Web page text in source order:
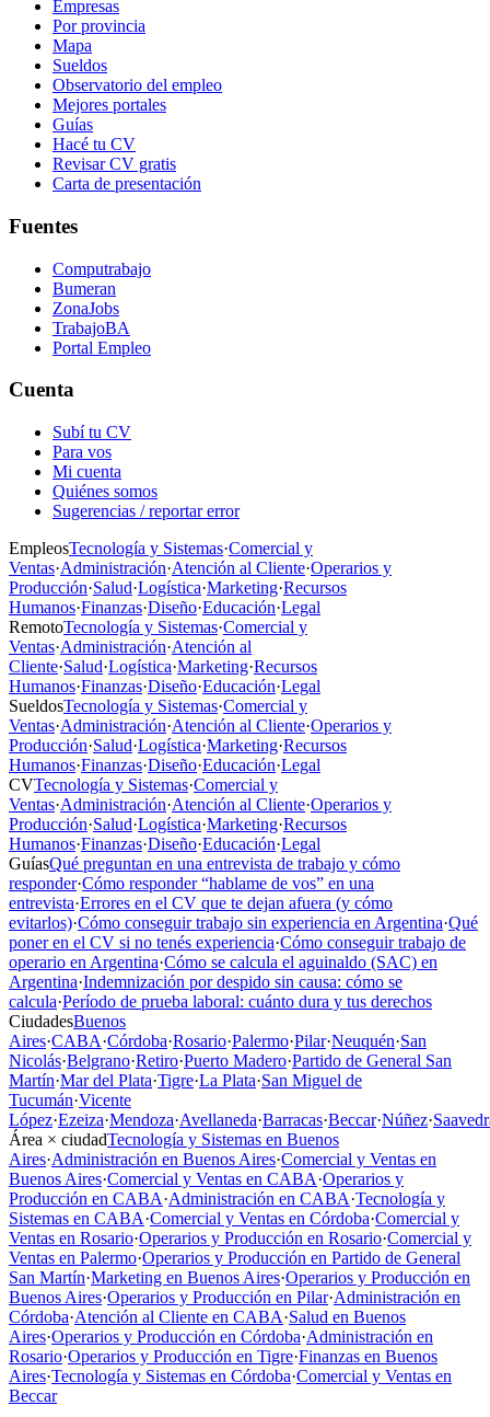
Empresas
Por provincia
Mapa
Sueldos
Observatorio del empleo
Mejores portales
Guías
Hacé tu CV
Revisar CV gratis
Carta de presentación
Fuentes
Computrabajo
Bumeran
ZonaJobs
TrabajoBA
Portal Empleo
Cuenta
Subí tu CV
Para vos
Mi cuenta
Quiénes somos
Sugerencias / reportar error
EmpleosTecnología y Sistemas·Comercial y
Ventas·Administración·Atención al Cliente·Operarios y
Producción·Salud·Logística·Marketing·Recursos
Humanos·Finanzas·Diseño·Educación·Legal
RemotoTecnología y Sistemas·Comercial y
Ventas·Administración·Atención al
Cliente·Salud·Logística·Marketing·Recursos
Humanos·Finanzas·Diseño·Educación·Legal
SueldosTecnología y Sistemas·Comercial y
Ventas·Administración·Atención al Cliente·Operarios y
Producción·Salud·Logística·Marketing·Recursos
Humanos·Finanzas·Diseño·Educación·Legal
CVTecnología y Sistemas·Comercial y
Ventas·Administración·Atención al Cliente·Operarios y
Producción·Salud·Logística·Marketing·Recursos
Humanos·Finanzas·Diseño·Educación·Legal
GuíasQué preguntan en una entrevista de trabajo y cómo
responder·Cómo responder “hablame de vos” en una
entrevista·Errores en el CV que te dejan afuera (y cómo
evitarlos)·Cómo conseguir trabajo sin experiencia en Argentina·Qué
poner en el CV si no tenés experiencia·Cómo conseguir trabajo de
operario en Argentina·Cómo se calcula el aguinaldo (SAC) en
Argentina·Indemnización por despido sin causa: cómo se
calcula·Período de prueba laboral: cuánto dura y tus derechos
CiudadesBuenos
Aires·CABA·Córdoba·Rosario·Palermo·Pilar·Neuquén·San
Nicolás·Belgrano·Retiro·Puerto Madero·Partido de General San
Martín·Mar del Plata·Tigre·La Plata·San Miguel de
Tucumán·Vicente
López·Ezeiza·Mendoza·Avellaneda·Barracas·Beccar·Núñez·
Área × ciudadTecnología y Sistemas en Buenos
Aires·Administración en Buenos Aires·Comercial y Ventas en
Buenos Aires·Comercial y Ventas en CABA·Operarios y
Producción en CABA·Administración en CABA·Tecnología y
Sistemas en CABA·Comercial y Ventas en Córdoba·Comercial y
Ventas en Rosario·Operarios y Producción en Rosario·Comercial y
Ventas en Palermo·Operarios y Producción en Partido de General
San Martín·Marketing en Buenos Aires·Operarios y Producción en
Buenos Aires·Operarios y Producción en Pilar·Administración en
Córdoba·Atención al Cliente en CABA·Salud en Buenos
Aires·Operarios y Producción en Córdoba·Administración en
Rosario·Operarios y Producción en Tigre·Finanzas en Buenos
Aires·Tecnología y Sistemas en Córdoba·Comercial y Ventas en
Beccar